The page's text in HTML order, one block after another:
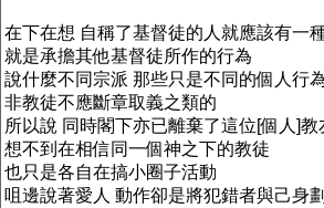
在下在想 自稱了基督徒的人就應該有一
就是承擔其他基督徒所作的行為
說什麼不同宗派 那些只是不同的個人行
非教徒不應斷章取義之類的
所以說 同時閣下亦已離棄了這位[個人]教
想不到在相信同一個神之下的教徒
也只是各自在搞小圈子活動
咀邊說著愛人 動作卻是將犯錯者與己身